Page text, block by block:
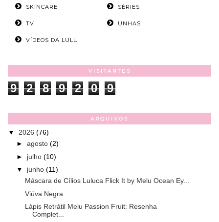
SKINCARE SÉRIES
TV UNHAS
VÍDEOS DA LULU
VISITANTES
9 2 8 9 2 0 9
ARQUIVOS
▼ 2026 (76)
► agosto (2)
► julho (10)
▼ junho (11)
Máscara de Cílios Luluca Flick It by Melu Ocean Ey...
Viúva Negra
Lápis Retrátil Melu Passion Fruit: Resenha
Complet...